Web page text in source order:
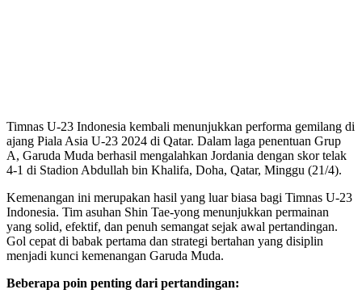
Timnas U-23 Indonesia kembali menunjukkan performa gemilang di
ajang Piala Asia U-23 2024 di Qatar. Dalam laga penentuan Grup
A, Garuda Muda berhasil mengalahkan Jordania dengan skor telak
4-1 di Stadion Abdullah bin Khalifa, Doha, Qatar, Minggu (21/4).
Kemenangan ini merupakan hasil yang luar biasa bagi Timnas U-23
Indonesia. Tim asuhan Shin Tae-yong menunjukkan permainan
yang solid, efektif, dan penuh semangat sejak awal pertandingan.
Gol cepat di babak pertama dan strategi bertahan yang disiplin
menjadi kunci kemenangan Garuda Muda.
Beberapa poin penting dari pertandingan: